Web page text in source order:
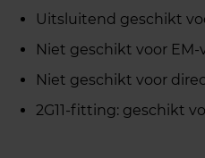
Uitsluitend geschikt
Niet geschikt voor
Niet geschikt voor
2G11‑fitting: geschikt